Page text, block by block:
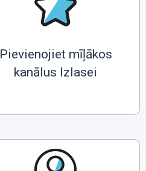
Pievienojiet mīļākos
kanālus Izlasei